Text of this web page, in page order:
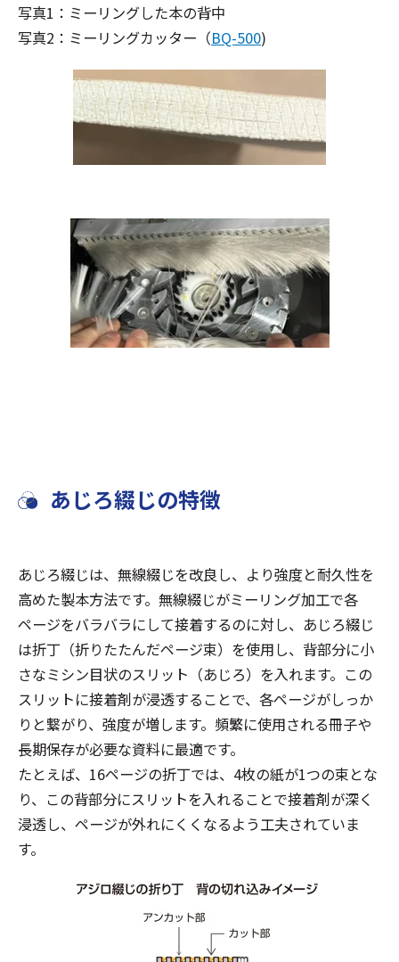
写真1：ミーリングした本の背中
写真2：ミーリングカッター（BQ-500)
あじろ綴じの特徴
あじろ綴じは、無線綴じを改良し、より強度と耐久性を
高めた製本方法です。無線綴じがミーリング加工で各
ページをバラバラにして接着するのに対し、あじろ綴じ
は折丁（折りたたんだページ束）を使用し、背部分に小
さなミシン目状のスリット（あじろ）を入れます。この
スリットに接着剤が浸透することで、各ページがしっか
りと繋がり、強度が増します。頻繁に使用される冊子や
長期保存が必要な資料に最適です。
たとえば、16ページの折丁では、4枚の紙が1つの束とな
り、この背部分にスリットを入れることで接着剤が深く
浸透し、ページが外れにくくなるよう工夫されていま
す。